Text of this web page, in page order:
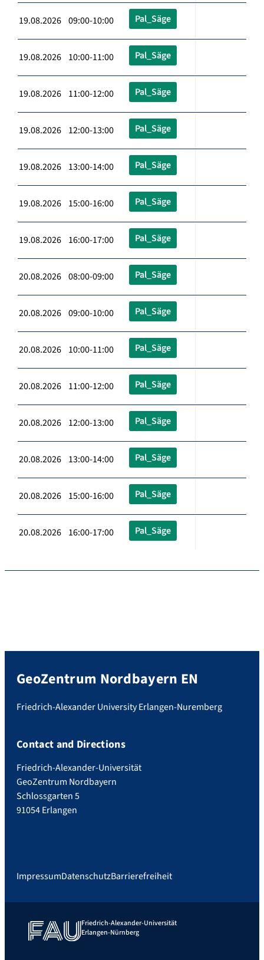
19.08.2026 09:00-10:00 Pal_Säge
19.08.2026 10:00-11:00 Pal_Säge
19.08.2026 11:00-12:00 Pal_Säge
19.08.2026 12:00-13:00 Pal_Säge
19.08.2026 13:00-14:00 Pal_Säge
19.08.2026 15:00-16:00 Pal_Säge
19.08.2026 16:00-17:00 Pal_Säge
20.08.2026 08:00-09:00 Pal_Säge
20.08.2026 09:00-10:00 Pal_Säge
20.08.2026 10:00-11:00 Pal_Säge
20.08.2026 11:00-12:00 Pal_Säge
20.08.2026 12:00-13:00 Pal_Säge
20.08.2026 13:00-14:00 Pal_Säge
20.08.2026 15:00-16:00 Pal_Säge
20.08.2026 16:00-17:00 Pal_Säge
GeoZentrum Nordbayern EN
Friedrich-Alexander University Erlangen-Nuremberg
Contact and Directions
Friedrich-Alexander-Universität
GeoZentrum Nordbayern
Schlossgarten 5
91054 Erlangen
ImpressumDatenschutzBarrierefreiheit
Friedrich-Alexander-Universität
Erlangen-Nürnberg